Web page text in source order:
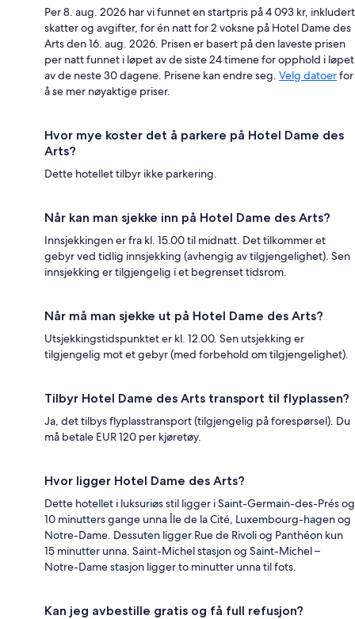
Per 8. aug. 2026 har vi funnet en startpris på 4 093 kr, inkludert
skatter og avgifter, for én natt for 2 voksne på Hotel Dame des
Arts den 16. aug. 2026. Prisen er basert på den laveste prisen
per natt funnet i løpet av de siste 24 timene for opphold i løpet
av de neste 30 dagene. Prisene kan endre seg. Velg datoerfor
å se mer nøyaktige priser.
Hvor mye koster det å parkere på Hotel Dame des
Arts?
Dette hotellet tilbyr ikke parkering.
Når kan man sjekke inn på Hotel Dame des Arts?
Innsjekkingen er fra kl. 15.00 til midnatt. Det tilkommer et
gebyr ved tidlig innsjekking (avhengig av tilgjengelighet). Sen
innsjekking er tilgjengelig i et begrenset tidsrom.
Når må man sjekke ut på Hotel Dame des Arts?
Utsjekkingstidspunktet er kl. 12.00. Sen utsjekking er
tilgjengelig mot et gebyr (med forbehold om tilgjengelighet).
Tilbyr Hotel Dame des Arts transport til flyplassen?
Ja, det tilbys flyplasstransport (tilgjengelig på forespørsel). Du
må betale EUR 120 per kjøretøy.
Hvor ligger Hotel Dame des Arts?
Dette hotellet i luksuriøs stil ligger i Saint-Germain-des-Prés og
10 minutters gange unna Île de la Cité, Luxembourg-hagen og
Notre-Dame. Dessuten ligger Rue de Rivoli og Panthéon kun
15 minutter unna. Saint-Michel stasjon og Saint-Michel –
Notre-Dame stasjon ligger to minutter unna til fots.
Kan jeg avbestille gratis og få full refusjon?